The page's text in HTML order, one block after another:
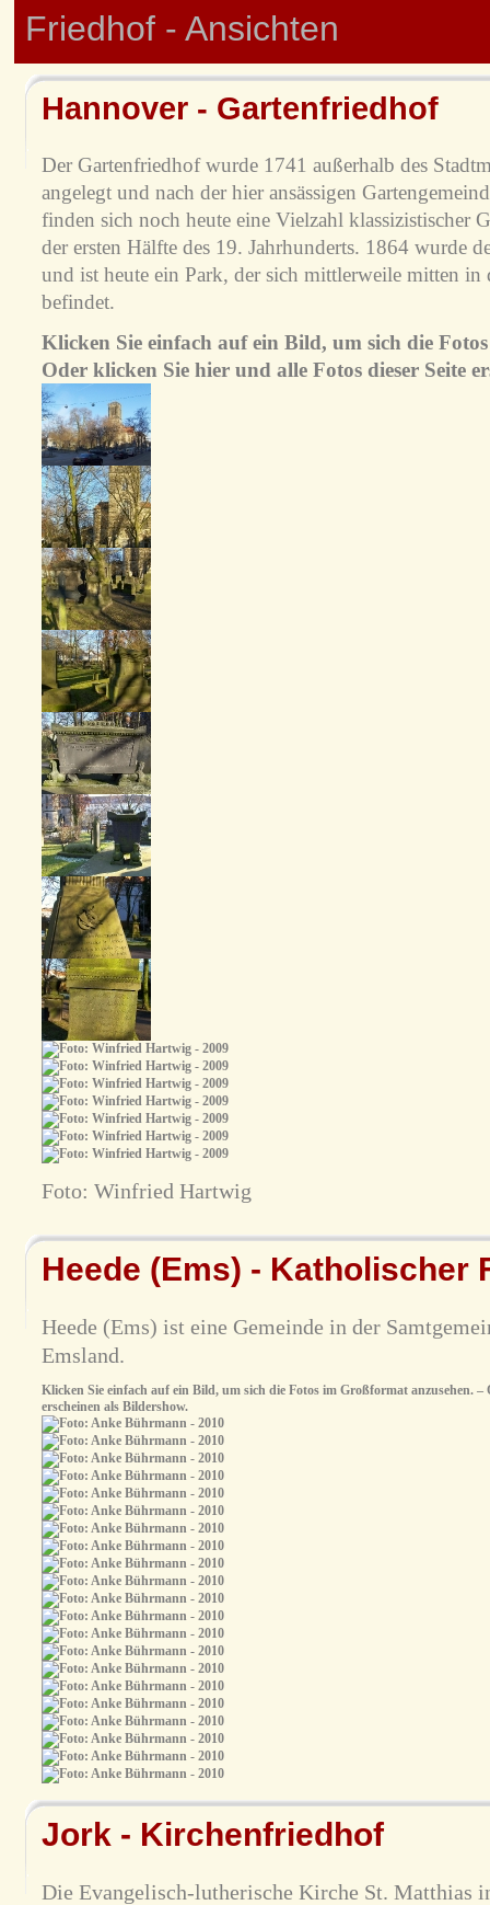
Friedhof - Ansichten
Hannover - Gartenfriedhof
Der Gartenfriedhof wurde 1741 außerhalb des
angelegt und nach der hier ansässigen
finden sich noch heute eine Vielzahl klassizistischer
der ersten Hälfte des 19. Jahrhunderts. 1864 wurde
und ist heute ein Park, der sich mittlerweile mitten in
befindet.
Klicken Sie einfach auf ein Bild, um sich die
Oder klicken Sie hier und alle Fotos dieser Seite
Foto: Winfried Hartwig
Heede (Ems) - Katholischer
Heede (Ems) ist eine Gemeinde in der
Emsland.
Klicken Sie einfach auf ein Bild, um sich die Fotos im Großformat anzusehen. –
erscheinen als Bildershow.
Jork - Kirchenfriedhof
Die Evangelisch-lutherische Kirche St. Matthias